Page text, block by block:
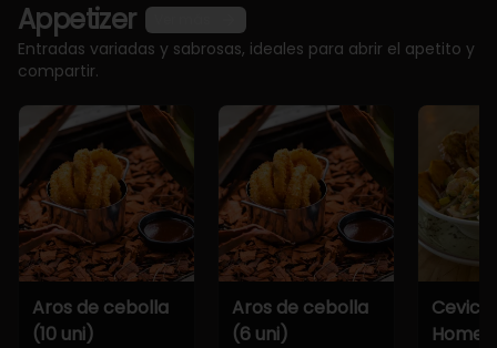
Appetizer
Entradas variadas y sabrosas, ideales para abrir el apetito y
compartir.
Aros de cebolla
(10 uni)
Aros de cebolla
(6 uni)
Home